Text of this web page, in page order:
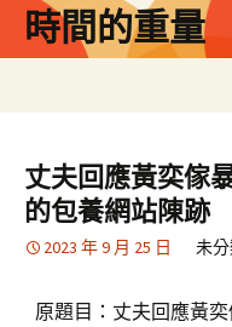
時間的重量
丈夫回應黃奕傢
的包養網站陳跡
2023 年 9 月 25 日 未
原題目：丈夫回應黃